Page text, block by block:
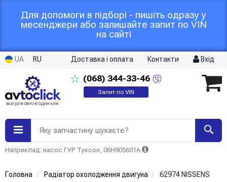
Для допомоги в підборі - пишіть одразу у
месенджери або залишайте запит по VIN
на сайті
UA RU Доставка і оплата Контакти Вхід
(068) 344-33-46
Запит по VIN
Яку запчастину шукаєте?
Наприклад: насос ГУР Туксон, 06H905601A
Головна Радіатор охолодження двигуна 62974 NISSENS